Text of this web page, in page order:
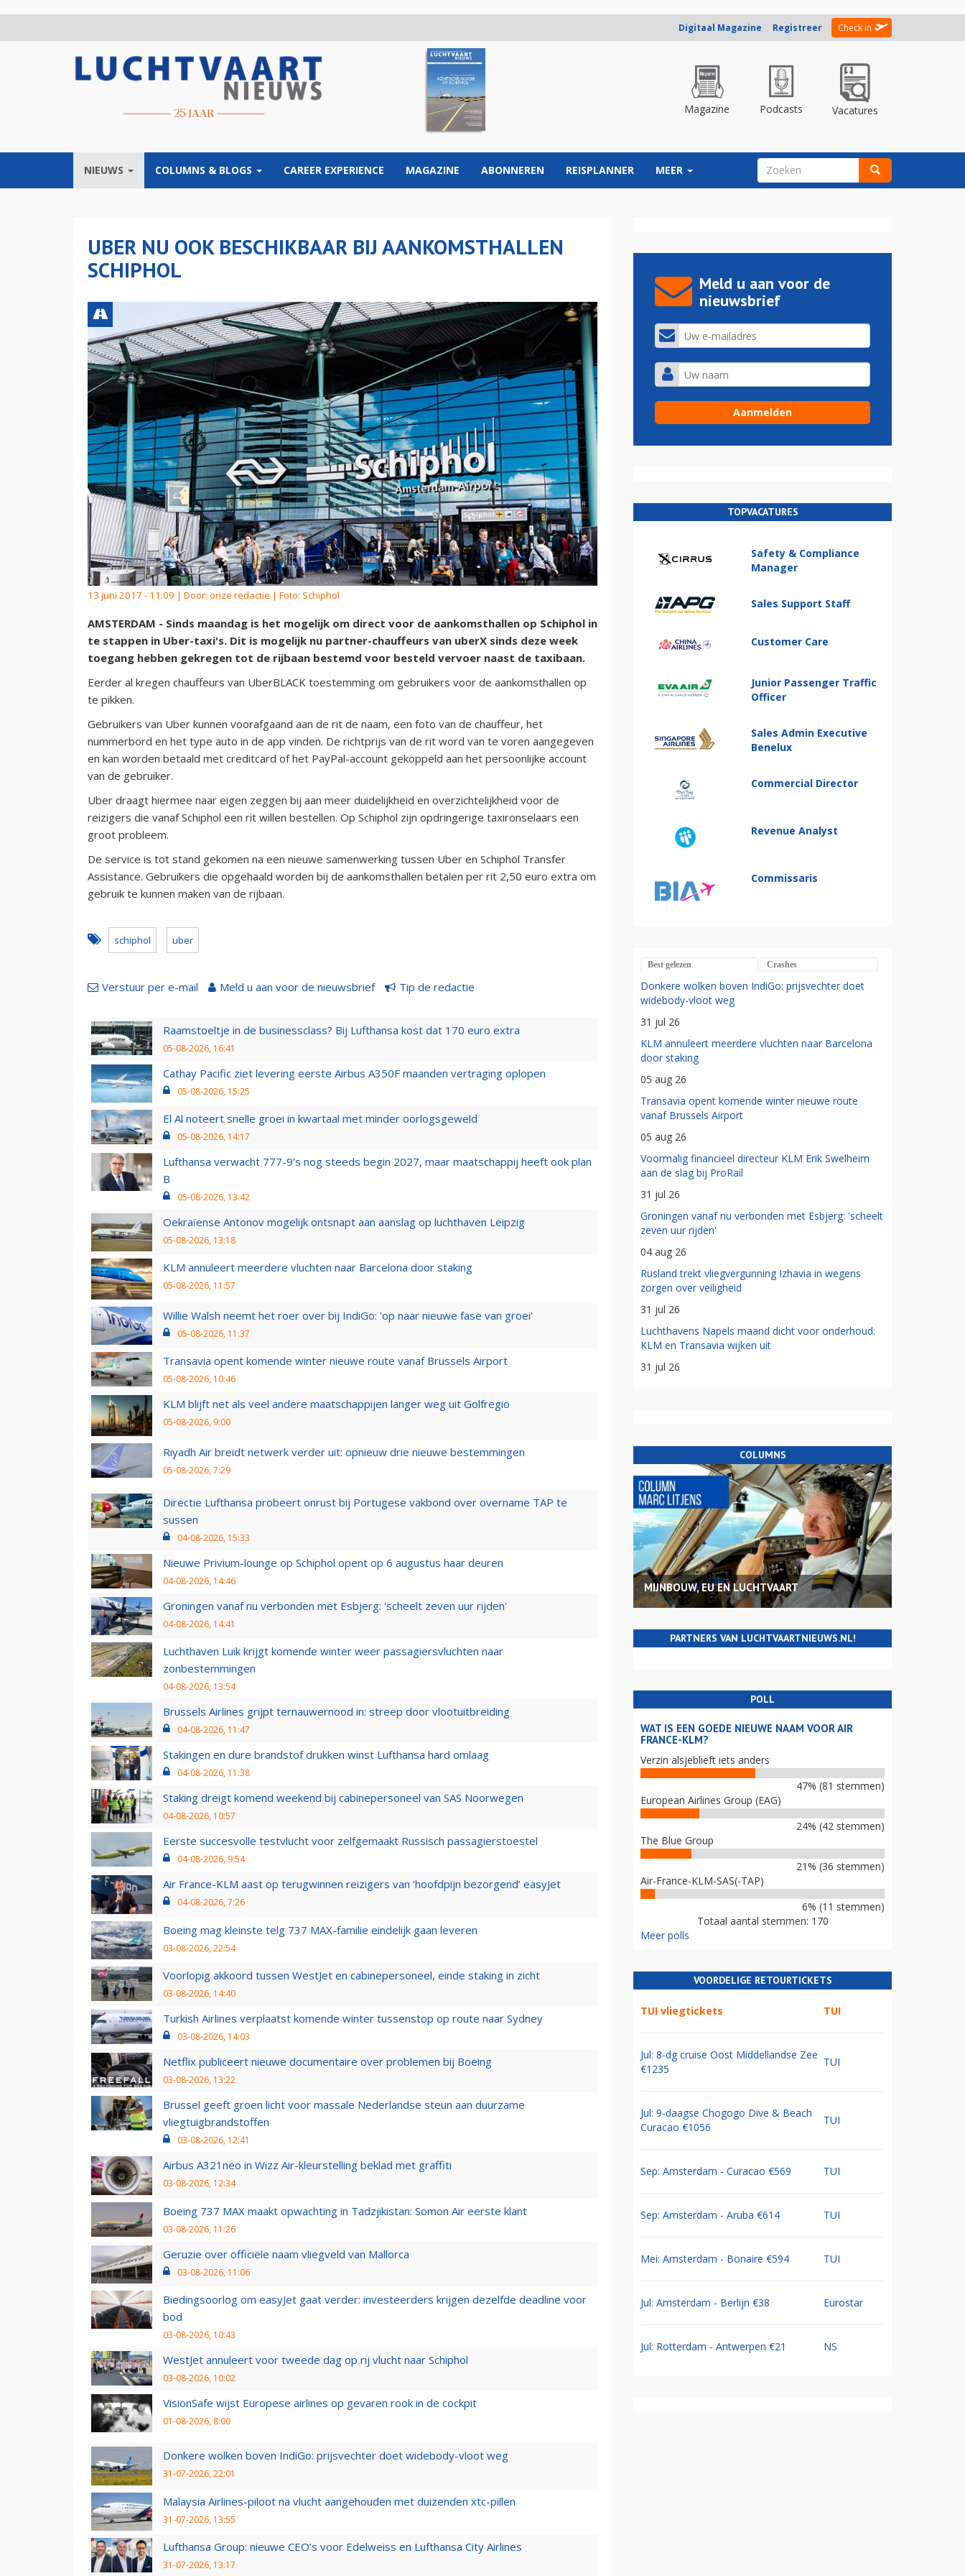
Digitaal Magazine Registreer Check in
Magazine Podcasts Vacatures
NIEUWS COLUMNS & BLOGS CAREER EXPERIENCE MAGAZINE ABONNEREN REISPLANNER MEER ZOEKVELD
UBER NU OOK BESCHIKBAAR BIJ AANKOMSTHALLEN
SCHIPHOL
13 juni 2017 - 11:09 | Door: onze redactie | Foto: Schiphol
AMSTERDAM - Sinds maandag is het mogelijk om direct voor de aankomsthallen op Schiphol in
te stappen in Uber-taxi's. Dit is mogelijk nu partner-chauffeurs van uberX sinds deze week
toegang hebben gekregen tot de rijbaan bestemd voor besteld vervoer naast de taxibaan.
Eerder al kregen chauffeurs van UberBLACK toestemming om gebruikers voor de aankomsthallen op
te pikken.
Gebruikers van Uber kunnen voorafgaand aan de rit de naam, een foto van de chauffeur, het
nummerbord en het type auto in de app vinden. De richtprijs van de rit word van te voren aangegeven
en kan worden betaald met creditcard of het PayPal-account gekoppeld aan het persoonlijke account
van de gebruiker.
Uber draagt hiermee naar eigen zeggen bij aan meer duidelijkheid en overzichtelijkheid voor de
reizigers die vanaf Schiphol een rit willen bestellen. Op Schiphol zijn opdringerige taxironselaars een
groot probleem.
De service is tot stand gekomen na een nieuwe samenwerking tussen Uber en Schiphol Transfer
Assistance. Gebruikers die opgehaald worden bij de aankomsthallen betalen per rit 2,50 euro extra om
gebruik te kunnen maken van de rijbaan.
schiphol uber
Verstuur per e-mail Meld u aan voor de nieuwsbrief Tip de redactie
Raamstoeltje in de businessclass? Bij Lufthansa kost dat 170 euro extra
05-08-2026, 16:41
Cathay Pacific ziet levering eerste Airbus A350F maanden vertraging oplopen
05-08-2026, 15:25
El Al noteert snelle groei in kwartaal met minder oorlogsgeweld
05-08-2026, 14:17
Lufthansa verwacht 777-9’s nog steeds begin 2027, maar maatschappij heeft ook plan
B
05-08-2026, 13:42
Oekraïense Antonov mogelijk ontsnapt aan aanslag op luchthaven Leipzig
05-08-2026, 13:18
KLM annuleert meerdere vluchten naar Barcelona door staking
05-08-2026, 11:57
Willie Walsh neemt het roer over bij IndiGo: 'op naar nieuwe fase van groei'
05-08-2026, 11:37
Transavia opent komende winter nieuwe route vanaf Brussels Airport
05-08-2026, 10:46
KLM blijft net als veel andere maatschappijen langer weg uit Golfregio
05-08-2026, 9:00
Riyadh Air breidt netwerk verder uit: opnieuw drie nieuwe bestemmingen
05-08-2026, 7:29
Directie Lufthansa probeert onrust bij Portugese vakbond over overname TAP te
sussen
04-08-2026, 15:33
Nieuwe Privium-lounge op Schiphol opent op 6 augustus haar deuren
04-08-2026, 14:46
Groningen vanaf nu verbonden met Esbjerg: 'scheelt zeven uur rijden'
04-08-2026, 14:41
Luchthaven Luik krijgt komende winter weer passagiersvluchten naar
zonbestemmingen
04-08-2026, 13:54
Brussels Airlines grijpt ternauwernood in: streep door vlootuitbreiding
04-08-2026, 11:47
Stakingen en dure brandstof drukken winst Lufthansa hard omlaag
04-08-2026, 11:38
Staking dreigt komend weekend bij cabinepersoneel van SAS Noorwegen
04-08-2026, 10:57
Eerste succesvolle testvlucht voor zelfgemaakt Russisch passagierstoestel
04-08-2026, 9:54
Air France-KLM aast op terugwinnen reizigers van ‘hoofdpijn bezorgend’ easyJet
04-08-2026, 7:26
Boeing mag kleinste telg 737 MAX-familie eindelijk gaan leveren
03-08-2026, 22:54
Voorlopig akkoord tussen WestJet en cabinepersoneel, einde staking in zicht
03-08-2026, 14:40
Turkish Airlines verplaatst komende winter tussenstop op route naar Sydney
03-08-2026, 14:03
Netflix publiceert nieuwe documentaire over problemen bij Boeing
03-08-2026, 13:22
Brussel geeft groen licht voor massale Nederlandse steun aan duurzame
vliegtuigbrandstoffen
03-08-2026, 12:41
Airbus A321neo in Wizz Air-kleurstelling beklad met graffiti
03-08-2026, 12:34
Boeing 737 MAX maakt opwachting in Tadzjikistan: Somon Air eerste klant
03-08-2026, 11:26
Geruzie over officiële naam vliegveld van Mallorca
03-08-2026, 11:06
Biedingsoorlog om easyJet gaat verder: investeerders krijgen dezelfde deadline voor
bod
03-08-2026, 10:43
WestJet annuleert voor tweede dag op rij vlucht naar Schiphol
03-08-2026, 10:02
VisionSafe wijst Europese airlines op gevaren rook in de cockpit
01-08-2026, 8:00
Donkere wolken boven IndiGo: prijsvechter doet widebody-vloot weg
31-07-2026, 22:01
Malaysia Airlines-piloot na vlucht aangehouden met duizenden xtc-pillen
31-07-2026, 13:55
Lufthansa Group: nieuwe CEO’s voor Edelweiss en Lufthansa City Airlines
31-07-2026, 13:17
Meld u aan voor de
nieuwsbrief
TOPVACATURES
Safety & Compliance
Manager
Sales Support Staff
Customer Care
Junior Passenger Traffic
Officer
Sales Admin Executive
Benelux
Commercial Director
Revenue Analyst
Commissaris
Best gelezen Crashes
Donkere wolken boven IndiGo: prijsvechter doet
widebody-vloot weg
31 jul 26
KLM annuleert meerdere vluchten naar Barcelona
door staking
05 aug 26
Transavia opent komende winter nieuwe route
vanaf Brussels Airport
05 aug 26
Voormalig financieel directeur KLM Erik Swelheim
aan de slag bij ProRail
31 jul 26
Groningen vanaf nu verbonden met Esbjerg: 'scheelt
zeven uur rijden'
04 aug 26
Rusland trekt vliegvergunning Izhavia in wegens
zorgen over veiligheid
31 jul 26
Luchthavens Napels maand dicht voor onderhoud:
KLM en Transavia wijken uit
31 jul 26
COLUMNS
MIJNBOUW, EU EN LUCHTVAART
PARTNERS VAN LUCHTVAARTNIEUWS.NL!
POLL
WAT IS EEN GOEDE NIEUWE NAAM VOOR AIR
FRANCE-KLM?
Verzin alsjeblieft iets anders
47% (81 stemmen)
European Airlines Group (EAG)
24% (42 stemmen)
The Blue Group
21% (36 stemmen)
Air-France-KLM-SAS(-TAP)
6% (11 stemmen)
Totaal aantal stemmen: 170
Meer polls
VOORDELIGE RETOURTICKETS
TUI vliegtickets TUI
Jul: 8-dg cruise Oost Middellandse Zee
€1235
TUI
Jul: 9-daagse Chogogo Dive & Beach
Curacao €1056
TUI
Sep: Amsterdam - Curacao €569 TUI
Sep: Amsterdam - Aruba €614 TUI
Mei: Amsterdam - Bonaire €594 TUI
Jul: Amsterdam - Berlijn €38 Eurostar
Jul: Rotterdam - Antwerpen €21 NS